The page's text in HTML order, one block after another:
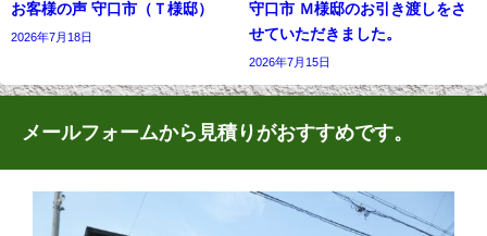
お客様の声 守口市（Ｔ様邸）
2026年7月18日
守口市 Ｍ様邸のお引き渡しをさ
せていただきました。
2026年7月15日
メールフォームから見積りがおすすめです。